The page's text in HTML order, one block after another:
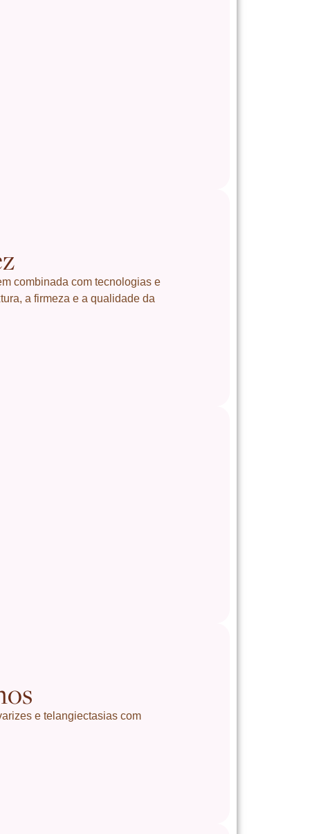
e telangiectasias com
combinada com tecnologias e
a firmeza e a qualidade da